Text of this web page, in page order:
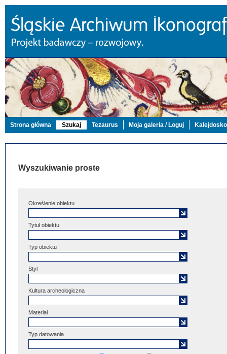
Strona główna Szukaj Tezaurus Moja galeria / Loguj
Wyszukiwanie proste
Określenie obiektu
Tytuł obiektu
Typ obiektu
Styl
Kultura archeologiczna
Materiał
Typ datowania